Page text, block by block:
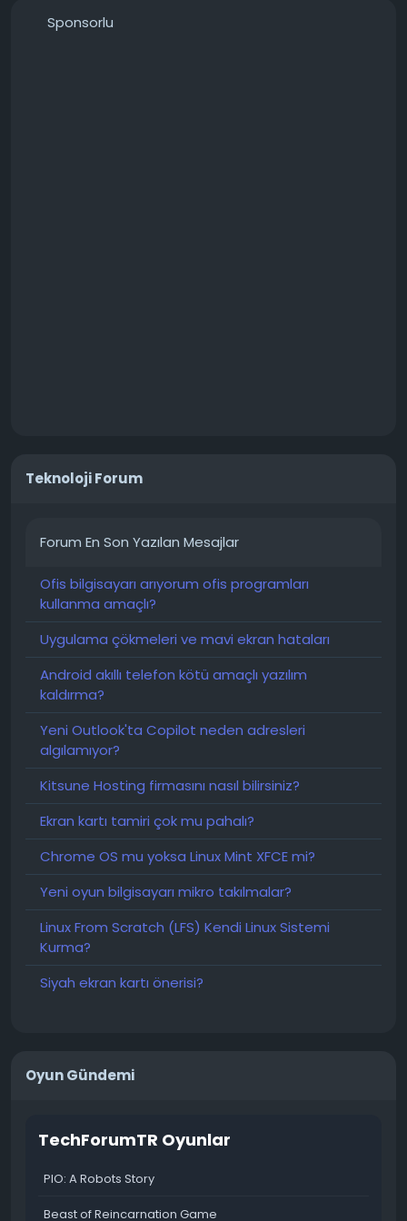
───────────────
Sponsorlu
Teknoloji Forum
Forum En Son Yazılan Mesajlar
Ofis bilgisayarı arıyorum ofis programları
kullanma amaçlı?
Uygulama çökmeleri ve mavi ekran hataları
Android akıllı telefon kötü amaçlı yazılım
kaldırma?
Yeni Outlook'ta Copilot neden adresleri
algılamıyor?
Kitsune Hosting firmasını nasıl bilirsiniz?
Ekran kartı tamiri çok mu pahalı?
Chrome OS mu yoksa Linux Mint XFCE mi?
Yeni oyun bilgisayarı mikro takılmalar?
Linux From Scratch (LFS) Kendi Linux Sistemi
Kurma?
Siyah ekran kartı önerisi?
Oyun Gündemi
TechForumTR Oyunlar
PIO: A Robots Story
Beast of Reincarnation Game